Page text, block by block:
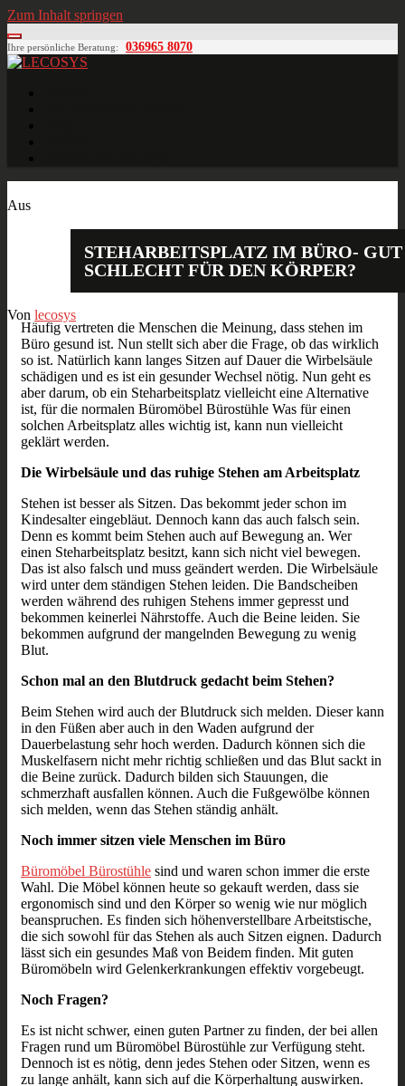
Zum Inhalt springen
Ihre persönliche Beratung: 036965 8070
Aus
STEHARBEITSPLATZ IM BÜRO-
SCHLECHT FÜR DEN KÖRPER?
Von lecosys
Häufig vertreten die Menschen die Meinung, dass stehen im
Büro gesund ist. Nun stellt sich aber die Frage, ob das wirklich
so ist. Natürlich kann langes Sitzen auf Dauer die Wirbelsäule
schädigen und es ist ein gesunder Wechsel nötig. Nun geht es
aber darum, ob ein Steharbeitsplatz vielleicht eine Alternative
ist, für die normalen Büromöbel Bürostühle Was für einen
solchen Arbeitsplatz alles wichtig ist, kann nun vielleicht
geklärt werden.
Die Wirbelsäule und das ruhige Stehen am Arbeitsplatz
Stehen ist besser als Sitzen. Das bekommt jeder schon im
Kindesalter eingebläut. Dennoch kann das auch falsch sein.
Denn es kommt beim Stehen auch auf Bewegung an. Wer
einen Steharbeitsplatz besitzt, kann sich nicht viel bewegen.
Das ist also falsch und muss geändert werden. Die Wirbelsäule
wird unter dem ständigen Stehen leiden. Die Bandscheiben
werden während des ruhigen Stehens immer gepresst und
bekommen keinerlei Nährstoffe. Auch die Beine leiden. Sie
bekommen aufgrund der mangelnden Bewegung zu wenig
Blut.
Schon mal an den Blutdruck gedacht beim Stehen?
Beim Stehen wird auch der Blutdruck sich melden. Dieser kann
in den Füßen aber auch in den Waden aufgrund der
Dauerbelastung sehr hoch werden. Dadurch können sich die
Muskelfasern nicht mehr richtig schließen und das Blut sackt in
die Beine zurück. Dadurch bilden sich Stauungen, die
schmerzhaft ausfallen können. Auch die Fußgewölbe können
sich melden, wenn das Stehen ständig anhält.
Noch immer sitzen viele Menschen im Büro
Büromöbel Bürostühle sind und waren schon immer die erste
Wahl. Die Möbel können heute so gekauft werden, dass sie
ergonomisch sind und den Körper so wenig wie nur möglich
beanspruchen. Es finden sich höhenverstellbare Arbeitstische,
die sich sowohl für das Stehen als auch Sitzen eignen. Dadurch
lässt sich ein gesundes Maß von Beidem finden. Mit guten
Büromöbeln wird Gelenkerkrankungen effektiv vorgebeugt.
Noch Fragen?
Es ist nicht schwer, einen guten Partner zu finden, der bei allen
Fragen rund um Büromöbel Bürostühle zur Verfügung steht.
Dennoch ist es nötig, denn jedes Stehen oder Sitzen, wenn es
zu lange anhält, kann sich auf die Körperhaltung auswirken.